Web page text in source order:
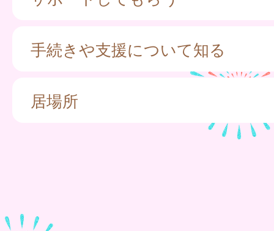
手続きや支援について知る
居場所